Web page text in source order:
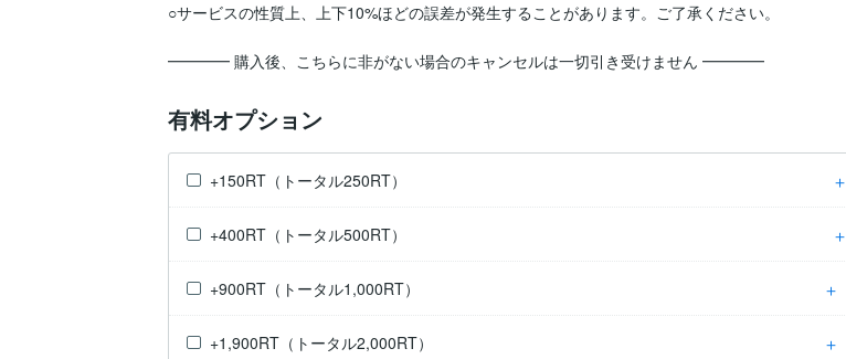
○サービスの性質上、上下10%ほどの誤差が発生することがあります。ご了承ください。
━━━━ 購入後、こちらに非がない場合のキャンセルは一切引き受けません ━━━━
有料オプション
+150RT（トータル250RT） ＋
+400RT（トータル500RT） ＋
+900RT（トータル1,000RT） ＋
+1,900RT（トータル2,000RT） ＋